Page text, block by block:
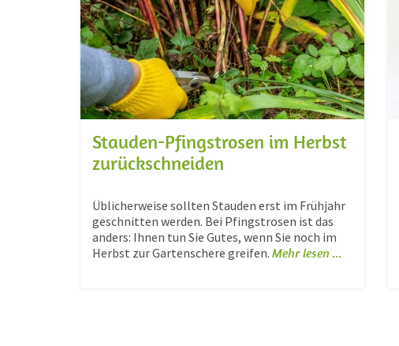
Stauden-Pfingstrosen im Herbst
zurückschneiden
Üblicherweise sollten Stauden erst im Frühjahr
geschnitten werden. Bei Pfingstrosen ist das
anders: Ihnen tun Sie Gutes, wenn Sie noch im
Herbst zur Gartenschere greifen. Mehr lesen ...